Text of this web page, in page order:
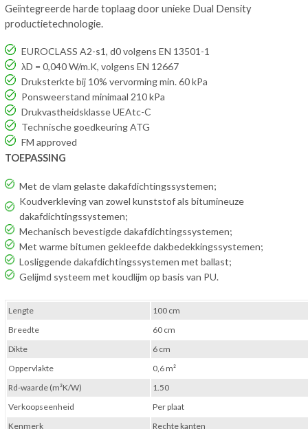
Geïntegreerde harde toplaag door unieke Dual Density
productietechnologie.
EUROCLASS A2-s1, d0 volgens EN 13501-1
λD = 0,040 W/m.K, volgens EN 12667
Druksterkte bij 10% vervorming min. 60 kPa
Ponsweerstand minimaal 210 kPa
Drukvastheidsklasse UEAtc-C
Technische goedkeuring ATG
FM approved
TOEPASSING
Met de vlam gelaste dakafdichtingssystemen;
Koudverkleving van zowel kunststof als bitumineuze
dakafdichtingssystemen;
Mechanisch bevestigde dakafdichtingssystemen;
Met warme bitumen gekleefde dakbedekkingssystemen;
Losliggende dakafdichtingssystemen met ballast;
Gelijmd systeem met koudlijm op basis van PU.
Lengte
100 cm
Breedte
60 cm
Dikte
6 cm
Oppervlakte
0,6 m²
Rd-waarde (m²K/W)
1.50
Verkoopseenheid
Per plaat
Kenmerk
Rechte kanten